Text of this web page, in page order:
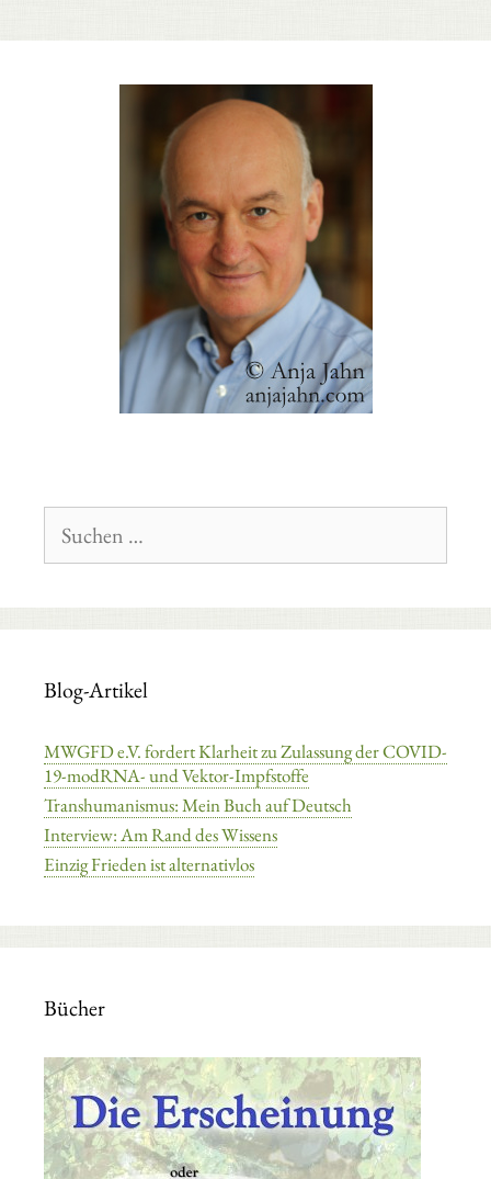
nach:
Blog-Artikel
MWGFD e.V. fordert Klarheit zu Zulassung der COVID-
19-modRNA- und Vektor-Impfstoffe
Transhumanismus: Mein Buch auf Deutsch
Interview: Am Rand des Wissens
Einzig Frieden ist alternativlos
Bücher